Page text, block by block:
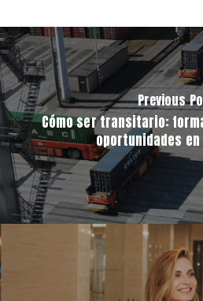
Previous
Cómo ser transitario:
oportunidades